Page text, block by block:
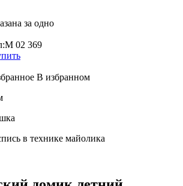
за одно
М 02 369
В избранном
в технике майолика